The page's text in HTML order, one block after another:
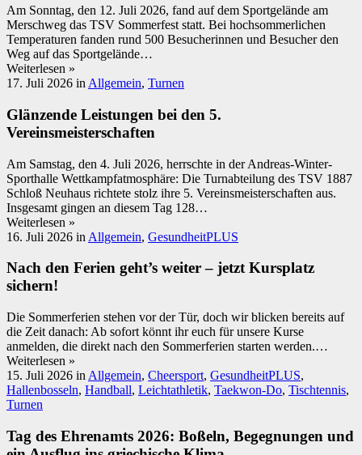
Am Sonntag, den 12. Juli 2026, fand auf dem Sportgelände am
Merschweg das TSV Sommerfest statt. Bei hochsommerlichen
Temperaturen fanden rund 500 Besucherinnen und Besucher den
Weg auf das Sportgelände…
Weiterlesen »
17. Juli 2026 in Allgemein, Turnen
Glänzende Leistungen bei den 5.
Vereinsmeisterschaften
Am Samstag, den 4. Juli 2026, herrschte in der Andreas-Winter-
Sporthalle Wettkampfatmosphäre: Die Turnabteilung des TSV 1887
Schloß Neuhaus richtete stolz ihre 5. Vereinsmeisterschaften aus.
Insgesamt gingen an diesem Tag 128…
Weiterlesen »
16. Juli 2026 in Allgemein, GesundheitPLUS
Nach den Ferien geht’s weiter – jetzt Kursplatz
sichern!
Die Sommerferien stehen vor der Tür, doch wir blicken bereits auf
die Zeit danach: Ab sofort könnt ihr euch für unsere Kurse
anmelden, die direkt nach den Sommerferien starten werden.…
Weiterlesen »
15. Juli 2026 in Allgemein, Cheersport, GesundheitPLUS,
Hallenbosseln, Handball, Leichtathletik, Taekwon-Do, Tischtennis,
Turnen
Tag des Ehrenamts 2026: Boßeln, Begegnungen und